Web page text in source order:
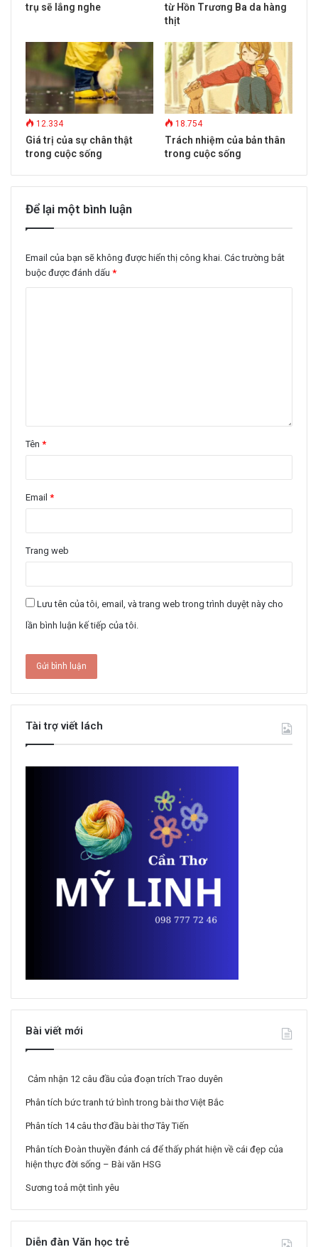
trụ sẽ lắng nghe
từ Hồn Trương Ba da hàng
thịt
12.334
Giá trị của sự chân thật
trong cuộc sống
18.754
Trách nhiệm của bản thân
trong cuộc sống
Để lại một bình luận
Email của bạn sẽ không được hiển thị công khai. Các trường bắt
buộc được đánh dấu *
Tên *
Email *
Trang web
Lưu tên của tôi, email, và trang web trong trình duyệt này cho
lần bình luận kế tiếp của tôi.
Tài trợ viết lách
Bài viết mới
Cảm nhận 12 câu đầu của đoạn trích Trao duyên
Phân tích bức tranh tứ bình trong bài thơ Việt Bắc
Phân tích 14 câu thơ đầu bài thơ Tây Tiến
Phân tích Đoàn thuyền đánh cá để thấy phát hiện về cái đẹp của
hiện thực đời sống – Bài văn HSG
Sương toả một tình yêu
Diễn đàn Văn học trẻ